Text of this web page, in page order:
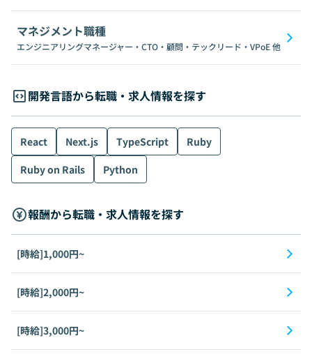
マネジメント職種
エンジニアリングマネージャー・CTO・顧問・テックリード・VPoE他
開発言語から転職・求人情報を探す
React Next.js TypeScript
Ruby
Ruby on Rails
Python
報酬から転職・求人情報を探す
[時給]1,000円~
[時給]2,000円~
[時給]3,000円~